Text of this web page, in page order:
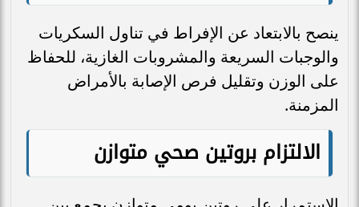
ينصح بالابتعاد عن الإفراط في تناول السكريات
والوجبات السريعة والمشروبات الغازية، للحفاظ
على الوزن وتقليل فرص الإصابة بالأمراض
المزمنة.
الالتزام بروتين صحي متوازن